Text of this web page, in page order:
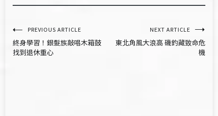
文
章
PREVIOUS ARTICLE
終身學習！銀髮族敲唱木箱鼓
找到退休重心
NEXT ARTICLE
東北角風大浪高 磯釣藏致命危
機